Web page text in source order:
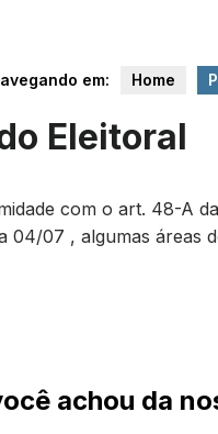
em: Home
Eleitoral
com o art. 48-A
04/07 , algumas áreas
achou da